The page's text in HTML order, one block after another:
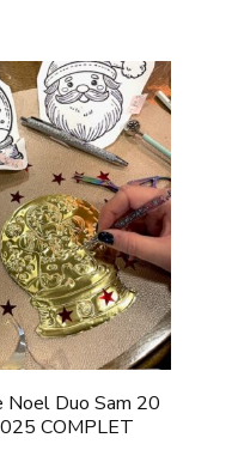
Noel Duo Sam 20
COMPLET